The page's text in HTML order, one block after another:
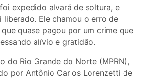
expedido alvará de soltura, e
liberado. Ele chamou o erro de
quase pagou por um crime que
alívio e gratidão.
do Rio Grande do Norte (MPRN),
por Antônio Carlos Lorenzetti de